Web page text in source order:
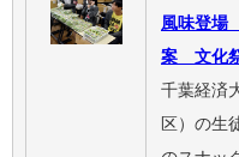
風味登場
案 文化
千葉経済
区）の生